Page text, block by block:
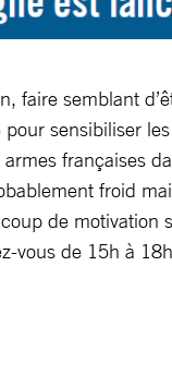
faire semblant
sensibiliser
françaises
froid
de motivation
vous de 15h à